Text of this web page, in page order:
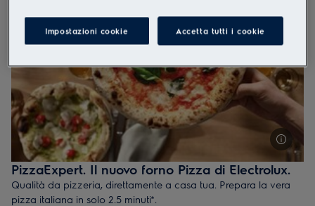
PizzaExpert. Il nuovo forno Pizza di Electrolux.
Qualità da pizzeria, direttamente a casa tua. Prepara la vera
pizza italiana in solo 2.5 minuti*.
Impostazioni cookie Accetta tutti i cookie